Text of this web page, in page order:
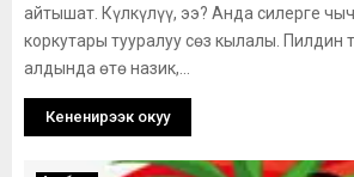
айтышат. Күлкүлүү, ээ? Анда силерге
коркутары тууралуу сөз кылалы. Пилдин
алдында өтө назик,...
Кененирээк окуу